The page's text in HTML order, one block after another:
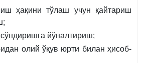
ҳақини тўлаш учун қайтариш
йўналтириш;
олий ўқув юрти билан ҳисоб-